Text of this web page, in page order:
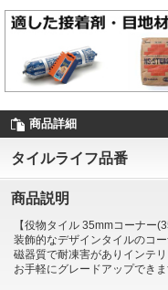
商品詳細
タイルライフ品番
商品説明
【役物タイル 35mmコーナー
装飾的なデザインタイルのコ
磁器質で耐凍害がありインテ
お手軽にグレードアップできま